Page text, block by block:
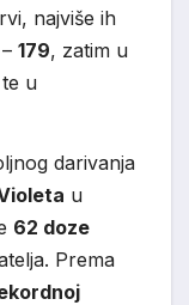
najviše ih
179, zatim u
te u
darivanja
u
62 doze
Prema